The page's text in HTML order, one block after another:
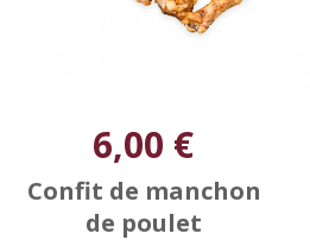
6,00 €
Confit de manchon
de poulet